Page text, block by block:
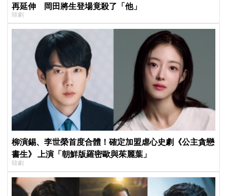
再延伸 岡田將生登場竟殺了「他」
韓劇
柳演錫、李世榮首度合體！確定加盟虐心史劇《公主貪戀
書生》 上演「朝鮮版羅密歐與茱麗葉」
韓劇